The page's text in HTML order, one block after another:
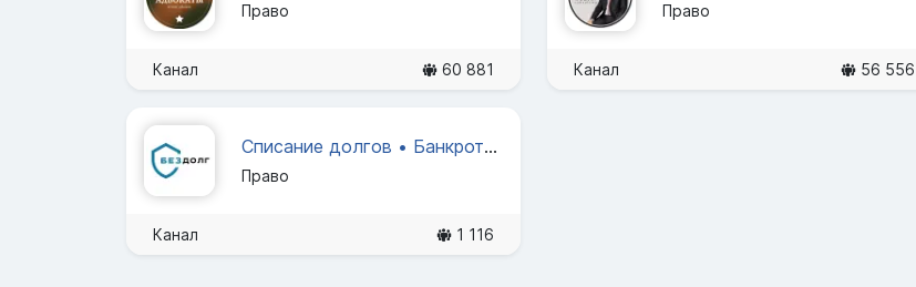
Право
Канал 60 881
Право
Канал 56 556
Списание долгов • Банкротство
Право
Канал 1 116